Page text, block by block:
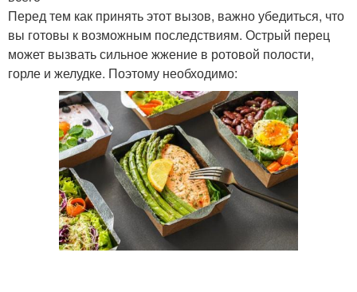
Перед тем как принять этот вызов, важно убедиться, что
вы готовы к возможным последствиям. Острый перец
может вызвать сильное жжение в ротовой полости,
горле и желудке. Поэтому необходимо: